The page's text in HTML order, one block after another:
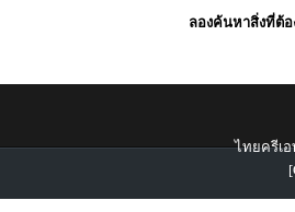
ลองค้นหาสิ่งที่ต้อ
ไทยครีเอ
[